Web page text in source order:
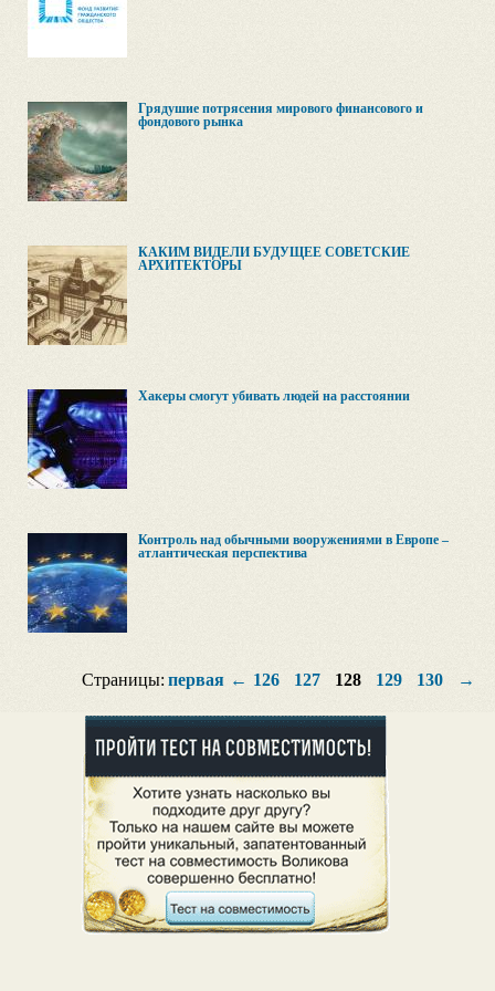
Грядушие потрясения мирового финансового и
фондового рынка
КАКИМ ВИДЕЛИ БУДУЩЕЕ СОВЕТСКИЕ
АРХИТЕКТОРЫ
Хакеры смогут убивать людей на расстоянии
Контроль над обычными вооружениями в Европе –
атлантическая перспектива
Страницы: первая ← 126 127 128 129 130 →